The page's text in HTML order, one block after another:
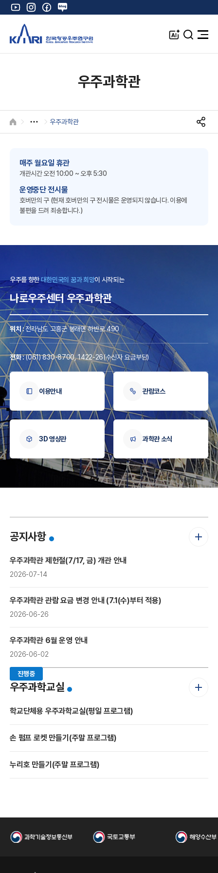
유
튜
인
스
타
그
램
페
이
북
네
이
블
로
K
A
R
I
한
국
항
A
검
전
우주과학관
HOME 우주과학관
S
N
매주 월요일 휴관
개관시간 오전 10:00 ~ 오후 5:30
운영중단 전시물
호버만의 구 (현재 호버만의 구 전시물은 운영되지 않습니다. 이용에
불편을 드려 죄송합니다.)
우주를 향한대한민국의 꿈과 희망이 시작되는
나로우주센터 우주과학관
위치 :전라남도 고흥군 봉래면 하반로 490
전화 :(061) 830-8700,1422-26(수신자 요금부담)
이용안내 관람코스
3D 영상관 과학관 소식
공지사항
우주과학관 제헌절(7/17, 금) 개관 안내
2026-07-14
우주과학관 관람 요금 변경 안내 (7.1(수)부터 적용)
2026-06-26
우주과학관 6월 운영 안내
2026-06-02
우주과학교실
학교단체용 우주과학교실(평일 프로그램)
진행중
손 펌프 로켓 만들기(주말 프로그램)
진행중
누리호 만들기(주말 프로그램)
진행중